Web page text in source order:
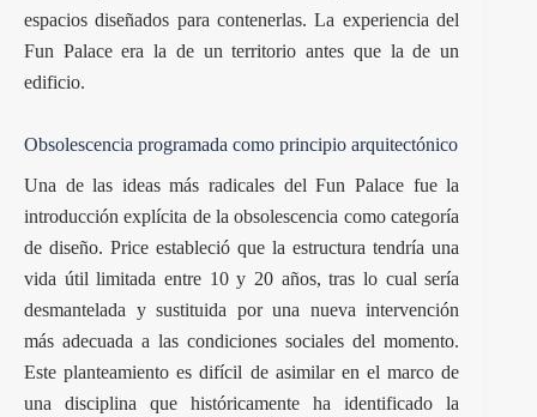
espacios diseñados para contenerlas. La experiencia del
Fun Palace era la de un territorio antes que la de un
edificio.
Obsolescencia programada como principio arquitectónico
Una de las ideas más radicales del Fun Palace fue la
introducción explícita de la obsolescencia como categoría
de diseño. Price estableció que la estructura tendría una
vida útil limitada entre 10 y 20 años, tras lo cual sería
desmantelada y sustituida por una nueva intervención
más adecuada a las condiciones sociales del momento.
Este planteamiento es difícil de asimilar en el marco de
una disciplina que históricamente ha identificado la